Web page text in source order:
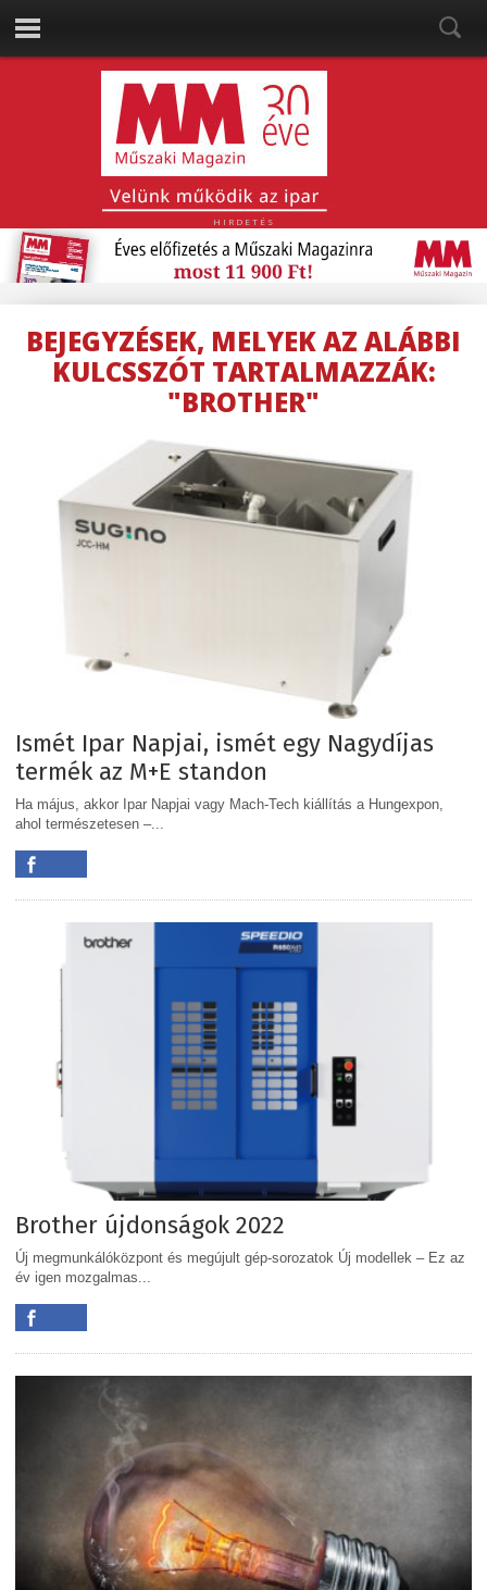
HIRDETÉS
BEJEGYZÉSEK, MELYEK AZ ALÁBBI
KULCSSZÓT TARTALMAZZÁK:
"BROTHER"
Ismét Ipar Napjai, ismét egy Nagydíjas
termék az M+E standon
Ha május, akkor Ipar Napjai vagy Mach-Tech kiállítás a Hungexpon,
ahol természetesen –...
Brother újdonságok 2022
Új megmunkálóközpont és megújult gép-sorozatok Új modellek – Ez az
év igen mozgalmas...